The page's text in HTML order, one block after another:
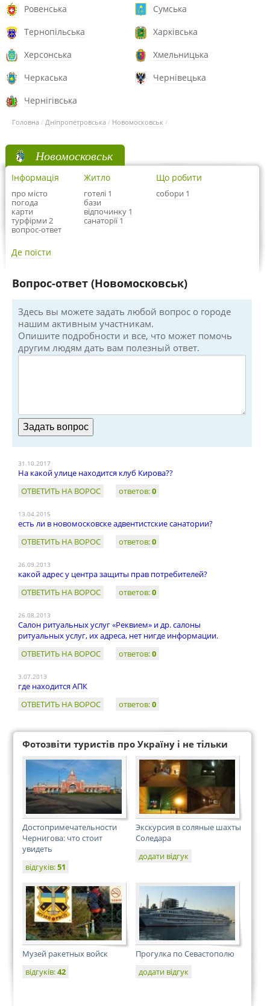
Ровенська
Сумська
Тернопільська
Харківська
Херсонська
Хмельницька
Черкаська
Чернівецька
Чернігівська
Головна / Дніпропетровська / Новомосковськ /
Новомосковськ
Інформація
про місто
погода
карти
турфірми 2
вопрос-ответ
Житло
готелі 1
бази
відпочинку 1
санаторії 1
Що робити
собори 1
Де поїсти
Вопрос-ответ (Новомосковськ)
Здесь вы можете задать любой вопрос о городе
нашим активным участникам.
Опишите подробности и все, что может помочь
другим людям дать вам полезный ответ.
31.10.2017
На какой улице находится клуб Кирова??
ОТВЕТИТЬ НА ВОРОС
ответов:0
13.04.2015
есть ли в новомосковске адвентистские санатории?
ОТВЕТИТЬ НА ВОРОС
ответов:0
26.09.2013
какой адрес у центра защиты прав потребителей?
ОТВЕТИТЬ НА ВОРОС
ответов:0
26.08.2013
Салон ритуальных услуг «Реквием» и др. салоны
ритуальных услуг, их адреса, нет нигде информации.
ОТВЕТИТЬ НА ВОРОС
ответов:0
3.07.2013
где находится АПК
ОТВЕТИТЬ НА ВОРОС
ответов:0
Фотозвіти туристів про Україну і не тільки
Достопримечательности
Чернигова: что стоит
увидеть
відгуків:51
Экскурсия в соляные шахты
Соледара
додати відгук
Музей ракетных войск
відгуків:42
Прогулка по Севастополю
додати відгук